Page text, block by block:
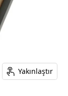
Yakınlaştır